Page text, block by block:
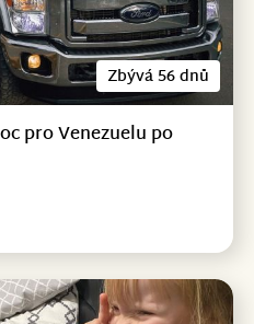
Zbývá 56 dnů
pro Venezuelu po